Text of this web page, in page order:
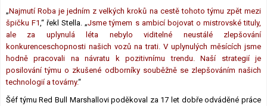
„Najmutí Roba je jedním z velkých kroků na cestě tohoto týmu zpět mezi
špičku F1 ,“ řekl Stella. „Jsme týmem s ambicí bojovat o mistrovské tituly,
ale za uplynulá léta nebylo viditelné neustálé zlepšování
konkurenceschopnosti našich vozů na trati. V uplynulých měsících jsme
hodně pracovali na návratu k pozitivnímu trendu. Naší strategií je
posilování týmu o zkušené odborníky souběžně se zlepšováním našich
technologií a továrny.“
Šéf týmu Red Bull Marshallovi poděkoval za 17 let dobře odváděné práce